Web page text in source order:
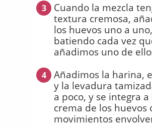
3
Cuando la mezcla
textura cremosa,
los huevos uno a uno,
batiendo cada vez
añadimos uno de
4
Añadimos la harina,
y la levadura
a poco, y se integra a
crema de los huevos
movimientos